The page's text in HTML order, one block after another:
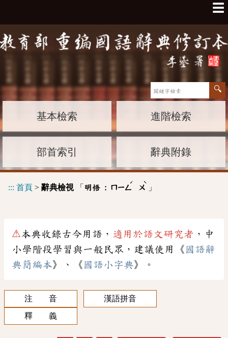
☰
基本檢索 進階檢索
部首索引 辭典附錄
::: 首頁 > 辭典檢視「 明悟 : ㄇㄧㄥ
ˊ
ㄨ
ˋ
」
⚠本典收錄古今用語， 適用於語文研究者 ，中
小學階段學習與一般民眾，建議使用《 國語辭
典簡編本》、《 國語小字典》。
注 音
漢語拼音
釋 義